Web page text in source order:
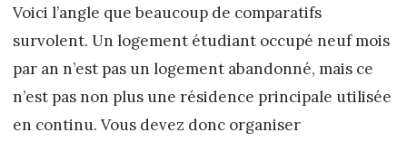
Voici l’angle que beaucoup de comparatifs
survolent. Un logement étudiant occupé neuf mois
par an n’est pas un logement abandonné, mais ce
n’est pas non plus une résidence principale utilisée
en continu. Vous devez donc organiser